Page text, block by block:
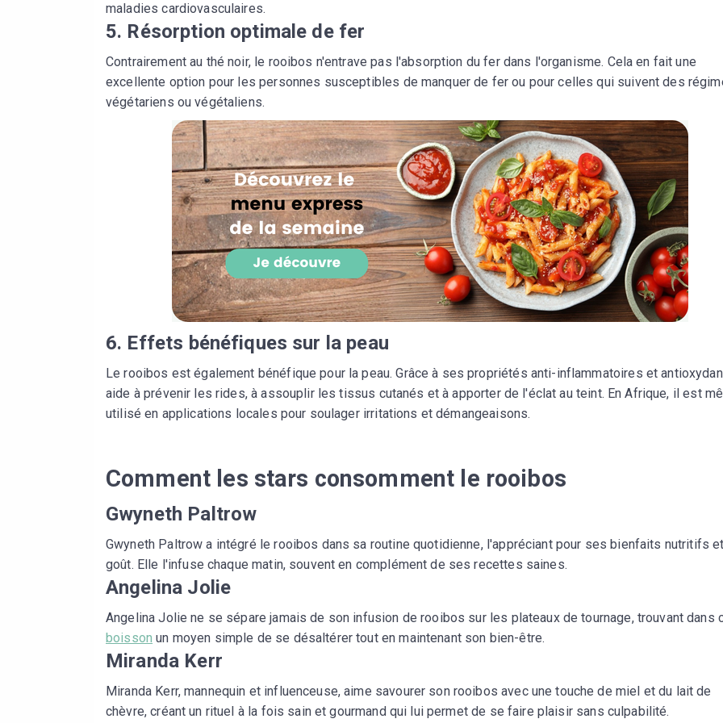
maladies cardiovasculaires.
5. Résorption optimale de fer
Contrairement au thé noir, le rooibos n'entrave pas l'absorption du fer dans l'organisme. Cela en fait une
excellente option pour les personnes susceptibles de manquer de fer ou pour celles qui suivent des
végétariens ou végétaliens.
6. Effets bénéfiques sur la peau
Le rooibos est également bénéfique pour la peau. Grâce à ses propriétés anti-inflammatoires et
aide à prévenir les rides, à assouplir les tissus cutanés et à apporter de l'éclat au teint. En Afrique, il est
utilisé en applications locales pour soulager irritations et démangeaisons.
Comment les stars consomment le rooibos
Gwyneth Paltrow
Gwyneth Paltrow a intégré le rooibos dans sa routine quotidienne, l'appréciant pour ses bienfaits nutritifs
goût. Elle l'infuse chaque matin, souvent en complément de ses recettes saines.
Angelina Jolie
Angelina Jolie ne se sépare jamais de son infusion de rooibos sur les plateaux de tournage, trouvant dans
boisson un moyen simple de se désaltérer tout en maintenant son bien-être.
Miranda Kerr
Miranda Kerr, mannequin et influenceuse, aime savourer son rooibos avec une touche de miel et du lait de
chèvre, créant un rituel à la fois sain et gourmand qui lui permet de se faire plaisir sans culpabilité.